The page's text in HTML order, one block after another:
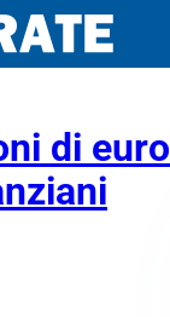
di euro